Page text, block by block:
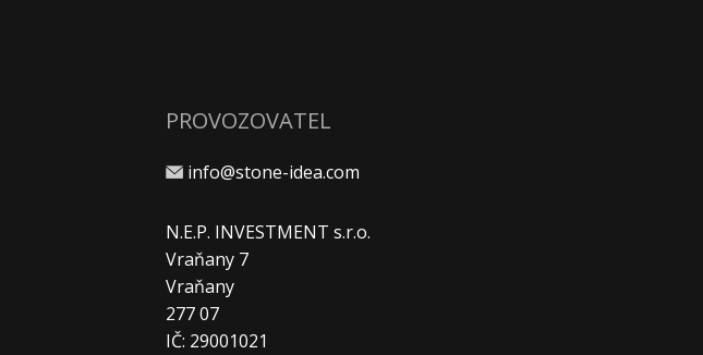
PROVOZOVATEL
info@stone-idea.com
N.E.P. INVESTMENT s.r.o.
Vraňany 7
Vraňany
277 07
IČ: 29001021